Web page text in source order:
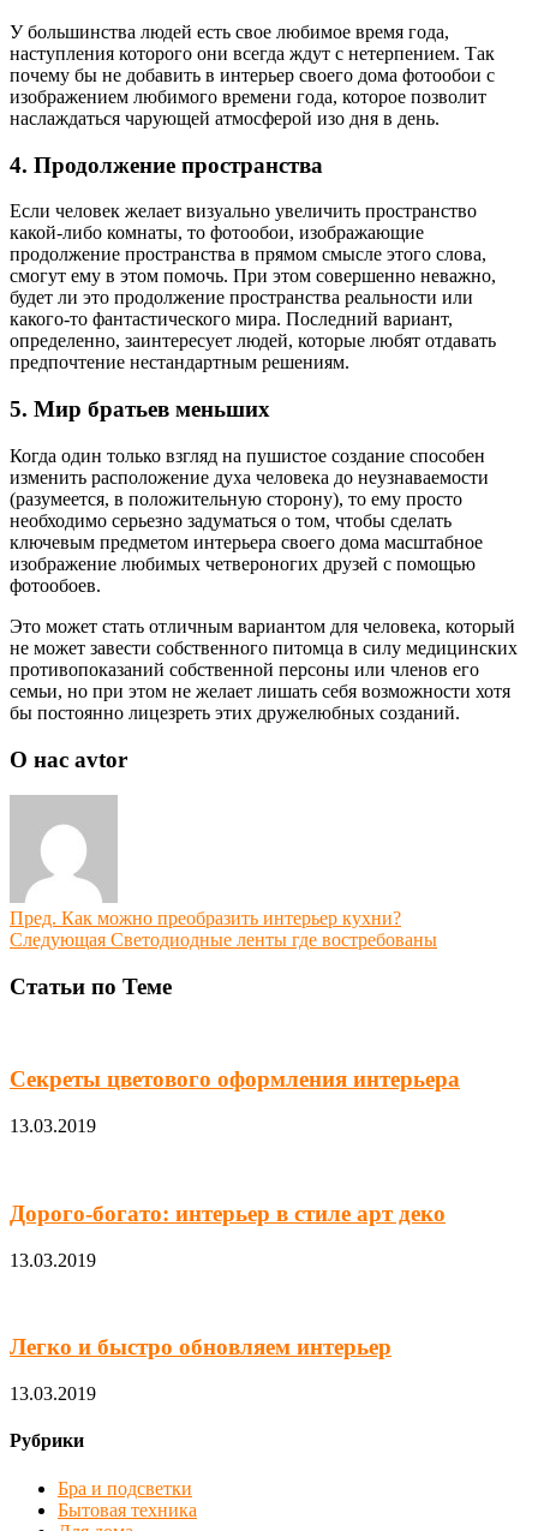
У большинства людей есть свое любимое время года,
наступления которого они всегда ждут с нетерпением. Так
почему бы не добавить в интерьер своего дома фотообои с
изображением любимого времени года, которое позволит
наслаждаться чарующей атмосферой изо дня в день.
4. Продолжение пространства
Если человек желает визуально увеличить пространство
какой-либо комнаты, то фотообои, изображающие
продолжение пространства в прямом смысле этого слова,
смогут ему в этом помочь. При этом совершенно неважно,
будет ли это продолжение пространства реальности или
какого-то фантастического мира. Последний вариант,
определенно, заинтересует людей, которые любят отдавать
предпочтение нестандартным решениям.
5. Мир братьев меньших
Когда один только взгляд на пушистое создание способен
изменить расположение духа человека до неузнаваемости
(разумеется, в положительную сторону), то ему просто
необходимо серьезно задуматься о том, чтобы сделать
ключевым предметом интерьера своего дома масштабное
изображение любимых четвероногих друзей с помощью
фотообоев.
Это может стать отличным вариантом для человека, который
не может завести собственного питомца в силу медицинских
противопоказаний собственной персоны или членов его
семьи, но при этом не желает лишать себя возможности хотя
бы постоянно лицезреть этих дружелюбных созданий.
О нас avtor
Пред. Как можно преобразить интерьер кухни?
Следующая Светодиодные ленты где востребованы
Статьи по Теме
Секреты цветового оформления интерьера
13.03.2019
Дорого-богато: интерьер в стиле арт деко
13.03.2019
Легко и быстро обновляем интерьер
13.03.2019
Рубрики
Бра и подсветки
Бытовая техника